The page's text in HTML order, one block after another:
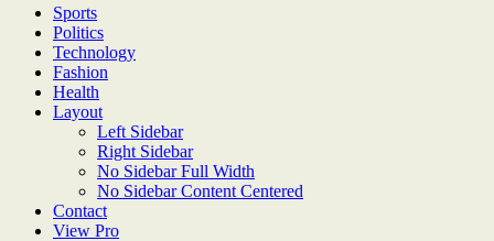
Sports
Politics
Technology
Fashion
Health
Layout
Left Sidebar
Right Sidebar
No Sidebar Full Width
No Sidebar Content Centered
Contact
View Pro